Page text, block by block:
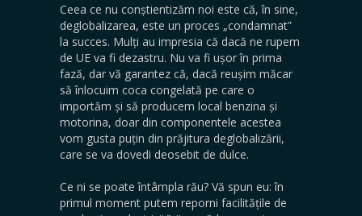
Ceea ce nu conștientizăm noi este că, în sine,
deglobalizarea, este un proces „condamnat”
la succes. Mulți au impresia că dacă ne rupem
de UE va fi dezastru. Nu va fi ușor în prima
fază, dar vă garantez că, dacă reușim măcar
să înlocuim coca congelată pe care o
importăm și să producem local benzina și
motorina, doar din componentele acestea
vom gusta puțin din prăjitura deglobalizării,
care se va dovedi deosebit de dulce.
Ce ni se poate întâmpla rău? Vă spun eu: în
primul moment putem reporni facilitățile de